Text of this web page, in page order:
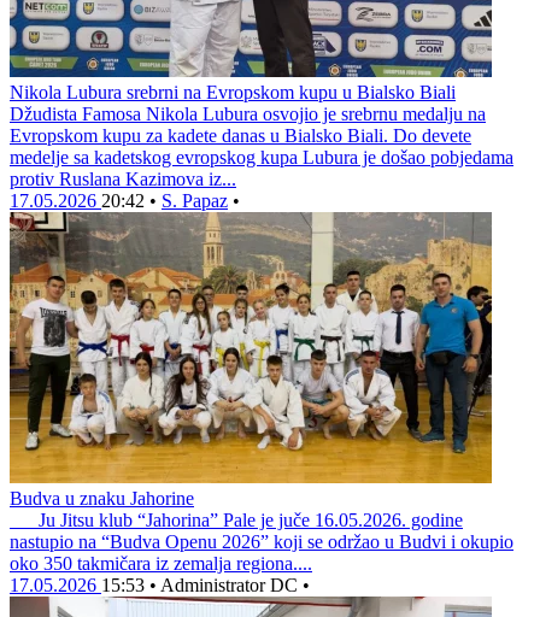
Nikola Lubura srebrni na Evropskom kupu u Bialsko Biali
Džudista Famosa Nikola Lubura osvojio je srebrnu medalju na
Evropskom kupu za kadete danas u Bialsko Biali. Do devete
medelje sa kadetskog evropskog kupa Lubura je došao pobjedama
protiv Ruslana Kazimova iz...
17.05.2026 20:42 • S. Papaz •
Budva u znaku Jahorine
Ju Jitsu klub “Jahorina” Pale je juče 16.05.2026. godine
nastupio na “Budva Openu 2026” koji se održao u Budvi i okupio
oko 350 takmičara iz zemalja regiona....
17.05.2026 15:53 • Administrator DC •